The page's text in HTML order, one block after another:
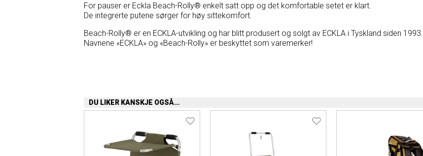
For pauser er Eckla Beach-Rolly® enkelt satt opp og det komfortable setet er klart.
De integrerte putene sørger for høy sittekomfort.
Beach-Rolly® er en ECKLA-utvikling og har blitt produsert og solgt av ECKLA i Tyskland siden 1993.
Navnene «ECKLA» og «Beach-Rolly» er beskyttet som varemerker!
DU LIKER KANSKJE OGSÅ…